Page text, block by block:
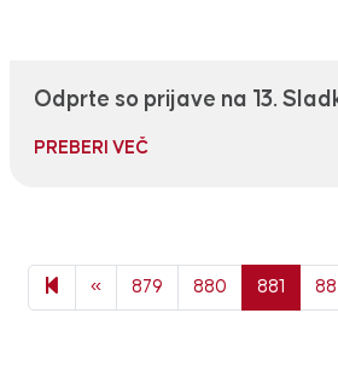
Odprte so prijave na 13.
PREBERI VEČ
«Previous page
879 880 881